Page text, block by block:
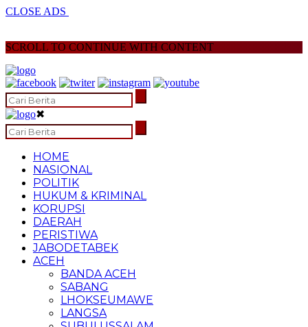
CLOSE ADS
SCROLL TO CONTINUE WITH CONTENT
✖
HOME
NASIONAL
POLITIK
HUKUM & KRIMINAL
KORUPSI
DAERAH
PERISTIWA
JABODETABEK
ACEH
BANDA ACEH
SABANG
LHOKSEUMAWE
LANGSA